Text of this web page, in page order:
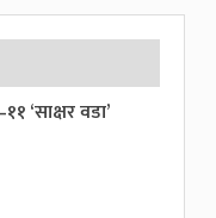
‘साक्षर वडा’